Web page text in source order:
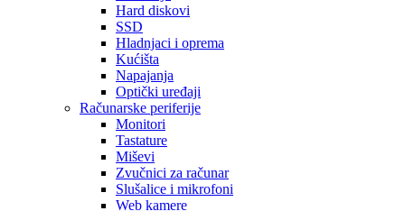
Hard diskovi
SSD
Hladnjaci i oprema
Kućišta
Napajanja
Optički uređaji
Računarske periferije
Monitori
Tastature
Miševi
Zvučnici za računar
Slušalice i mikrofoni
Web kamere